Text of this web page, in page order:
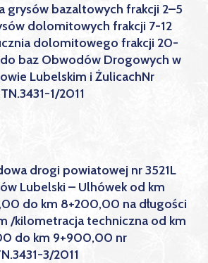
grysów bazaltowych frakcji 2–5
dolomitowych frakcji 7-12
dolomitowego frakcji 20-
baz Obwodów Drogowych w
Lubelskim i ŻulicachNr
1/2011
drogi powiatowej nr 3521L
Lubelski – Ulhówek od km
do km 8+200,00 na długości
/kilometracja techniczna od km
do km 9+900,00 nr
3/2011